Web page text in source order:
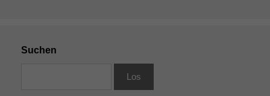
Suchen